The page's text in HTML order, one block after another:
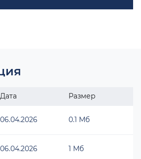
Дата Размер
06.04.2026 0.1 Мб
06.04.2026 1 Мб